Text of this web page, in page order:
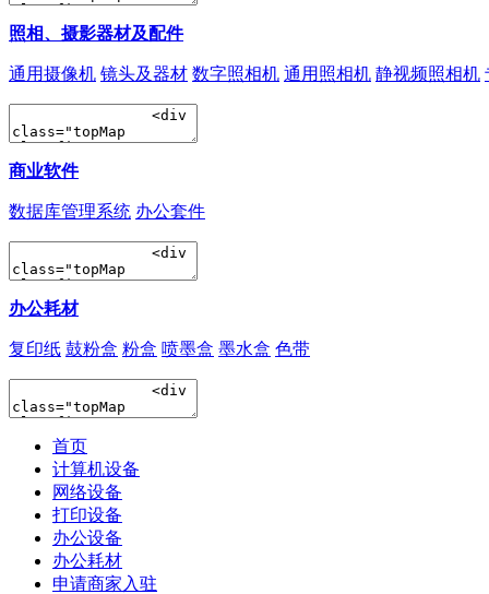
照相、摄影器材及配件
通用摄像机 镜头及器材 数字照相机 通用照相机 静视频照相机
商业软件
数据库管理系统 办公套件
办公耗材
复印纸 鼓粉盒 粉盒 喷墨盒 墨水盒 色带
首页
计算机设备
网络设备
打印设备
办公设备
办公耗材
申请商家入驻